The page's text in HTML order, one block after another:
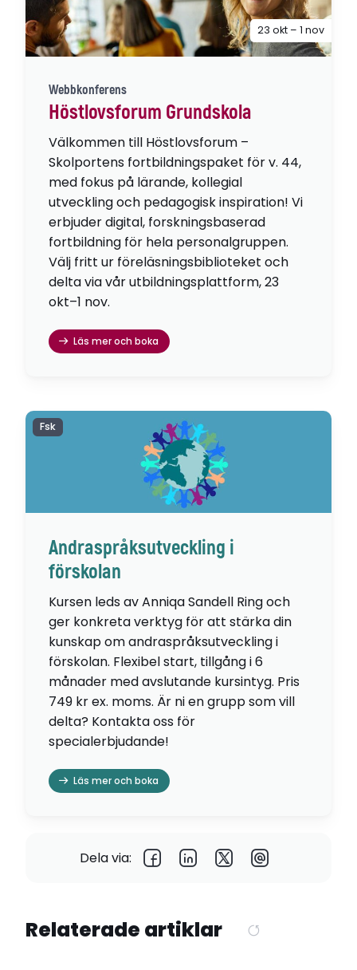
Webbkonferens
Höstlovsforum Grundskola
Välkommen till Höstlovsforum –
Skolportens fortbildningspaket för v. 44,
med fokus på lärande, kollegial
utveckling och pedagogisk inspiration! Vi
erbjuder digital, forskningsbaserad
fortbildning för hela personalgruppen.
Välj fritt ur föreläsningsbiblioteket och
delta via vår utbildningsplattform, 23
okt–1 nov.
Läs mer och boka
23 okt – 1 nov
Andraspråksutveckling i
förskolan
Kursen leds av Anniqa Sandell Ring och
ger konkreta verktyg för att stärka din
kunskap om andraspråksutveckling i
förskolan. Flexibel start, tillgång i 6
månader med avslutande kursintyg. Pris
749 kr ex. moms. Är ni en grupp som vill
delta? Kontakta oss för
specialerbjudande!
Läs mer och boka
Fsk
Dela via:
Relaterade artiklar